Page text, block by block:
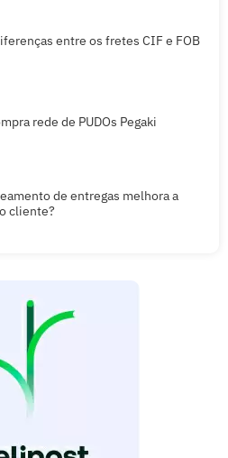
entre os fretes CIF e FOB
rede de PUDOs Pegaki
de entregas melhora a
cliente?